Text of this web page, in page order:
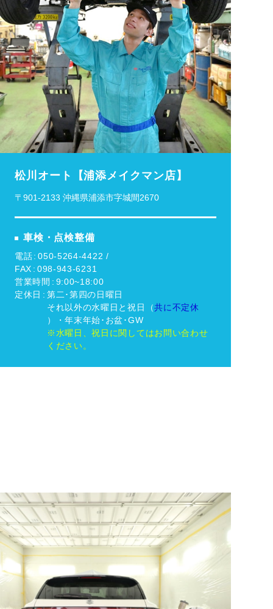
松川オート【浦添メイクマン店】
〒901-2133 沖縄県浦添市字城間2670
車検・点検整備
電話 050-5264-4422 /
FAX
098-943-6231
営業時間
9:00~18:00
定休日
第二･第四の日曜日
それ以外の水曜日と祝日（共に不定休
）・年末年始･お盆･GW
※水曜日、祝日に関してはお問い合わせ
ください。